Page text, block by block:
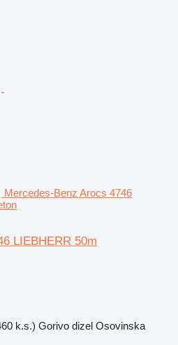
Mercedes-Benz Arocs 4746
LIEBHERR 50m
k.s.) Gorivo dizel Osovinska